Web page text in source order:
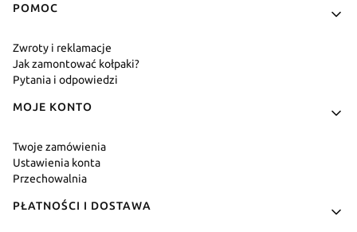
Linki w stopce
POMOC
Zwroty i reklamacje
Jak zamontować kołpaki?
Pytania i odpowiedzi
MOJE KONTO
Twoje zamówienia
Ustawienia konta
Przechowalnia
PŁATNOŚCI I DOSTAWA